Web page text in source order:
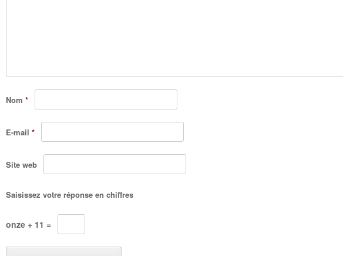
Nom *
E-mail *
Site web
Saisissez votre réponse en chiffres
onze + 11 =